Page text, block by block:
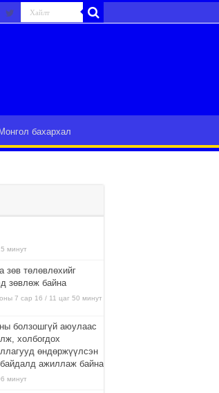
Монгол бахархал
минут
зөв төлөвлөхийг
зөвлөж байна
7 сар 16 / 11 цаг 50 минут
болзошгүй аюулаас
холбогдох
өндөржүүлсэн
ажиллаж байна
минут